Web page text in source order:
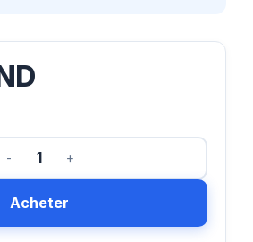
Acheter